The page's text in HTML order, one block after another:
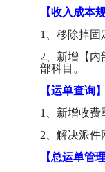
【收入成本
1、移除掉固
2、新增【内
部科目。
【运单查询】
1、新增收费
2、解决派件
【总运单管理